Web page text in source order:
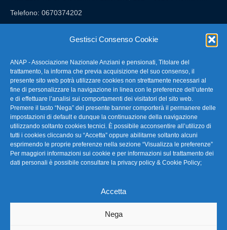
Gestisci Consenso Cookie
ANAP - Associazione Nazionale Anziani e pensionati, Titolare del
trattamento, la informa che previa acquisizione del suo consenso, il
presente sito web potrà utilizzare cookies non strettamente necessari al
fine di personalizzare la navigazione in linea con le preferenze dell’utente
e di effettuare l’analisi sui comportamenti dei visitatori del sito web.
Premere il tasto “Nega” del presente banner comporterà il permanere delle
impostazioni di default e dunque la continuazione della navigazione
utilizzando soltanto cookies tecnici. È possibile acconsentire all’utilizzo di
tutti i cookies cliccando su “Accetta” oppure abilitarne soltanto alcuni
esprimendo le proprie preferenze nella sezione “Visualizza le preferenze”
Per maggiori informazioni sui cookie e per informazioni sul trattamento dei
dati personali è possibile consultare la privacy policy & Cookie Policy;
Accetta
Nega
Telefono: 0670374202
FAQ – Domande Frequenti
La nostra Newsletter
Link Utili
TG Confartigianato
Privacy & Cookie Policy
Seguici